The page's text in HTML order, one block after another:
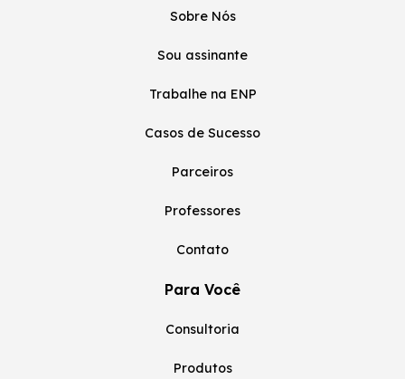
Sobre Nós
Sou assinante
Trabalhe na ENP
Casos de Sucesso
Parceiros
Professores
Contato
Para Você
Consultoria
Produtos